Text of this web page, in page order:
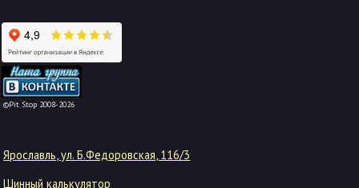
©Pit Stop 2008-2026
-->
Ярославль, ул. Б.Федоровская, 116/3
Шинный калькулятор